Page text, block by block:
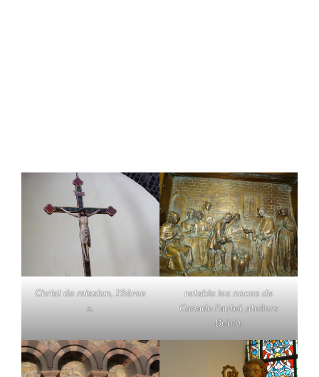
Christ de mission, 19ème
s.
retable les noces de
Canade l'autel, ateliers
Dehin,